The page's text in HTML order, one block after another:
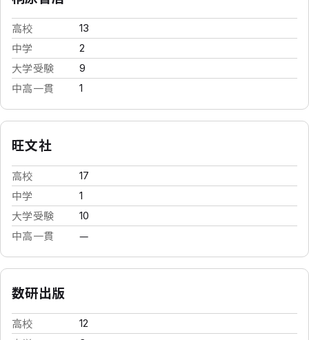
高校 13
中学 2
大学受験 9
中高一貫 1
旺文社
高校 17
中学 1
大学受験 10
中高一貫 —
数研出版
高校 12